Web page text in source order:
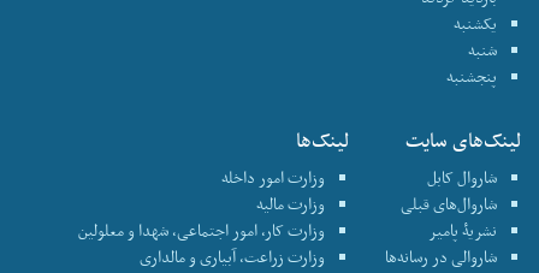
یکشنبه
شنبه
پنجشنبه
لینک‌های سایت
شاروال کابل
شاروال‌های قبلی
نشریۀ پامیر
شاروالی در رسانه‌ها
لینک‌ها
وزارت امور داخله
وزارت مالیه
وزارت کار، امور اجتماعی، شهدا و معلولین
وزارت زراعت، آبیاری و مالداری